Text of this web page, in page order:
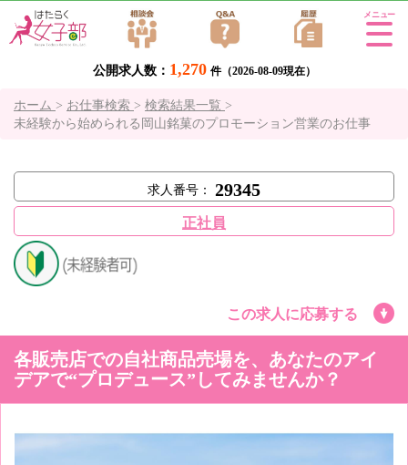
公開求人数： 1,270 件（2026-08-09現在）
Tog
ホーム > お仕事検索 > 検索結果一覧 >
未経験から始められる岡山銘菓のプロモーション営業のお仕事
求人番号： 29345
正社員
この求人に応募する
各販売店での自社商品売場を、あなたのアイ
デアで“プロデュース”してみませんか？